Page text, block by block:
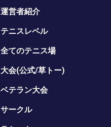
運営者紹介
テニスレベル
全てのテニス場
大会(公式/草トー)
ベテラン大会
サークル